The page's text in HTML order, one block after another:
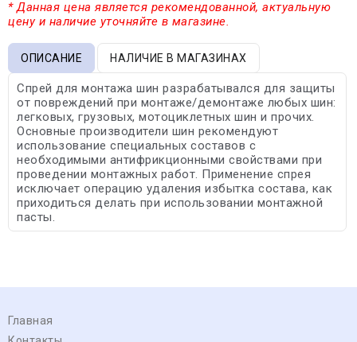
* Данная цена является рекомендованной, актуальную
цену и наличие уточняйте в магазине.
ОПИСАНИЕ НАЛИЧИЕ В МАГАЗИНАХ
Спрей для монтажа шин разрабатывался для защиты
от повреждений при монтаже/демонтаже любых шин:
легковых, грузовых, мотоциклетных шин и прочих.
Основные производители шин рекомендуют
использование специальных составов с
необходимыми антифрикционными свойствами при
проведении монтажных работ. Применение спрея
исключает операцию удаления избытка состава, как
приходиться делать при использовании монтажной
пасты.
Главная